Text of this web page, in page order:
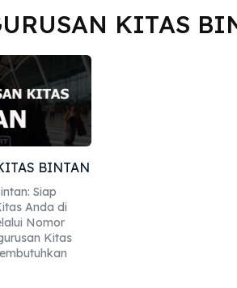
Explore
Explore
KITAS
BINTAN
Siap
Anda di
Nomor